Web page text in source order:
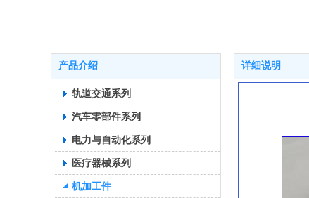
产品介绍
轨道交通系列
汽车零部件系列
电力与自动化系列
医疗器械系列
机加工件
详细说明